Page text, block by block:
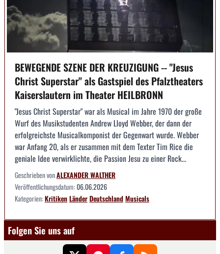
BEWEGENDE SZENE DER KREUZIGUNG -- "Jesus
Christ Superstar" als Gastspiel des Pfalztheaters
Kaiserslautern im Theater HEILBRONN
"Jesus Christ Superstar" war als Musical im Jahre 1970 der große
Wurf des Musikstudenten Andrew Lloyd Webber, der dann der
erfolgreichste Musicalkomponist der Gegenwart wurde. Webber
war Anfang 20, als er zusammen mit dem Texter Tim Rice die
geniale Idee verwirklichte, die Passion Jesu zu einer Rock...
Geschrieben vonALEXANDER WALTHER
Veröffentlichungsdatum:06.06.2026
Kategorien:KritikenLänderDeutschlandMusicals
Folgen Sie uns auf